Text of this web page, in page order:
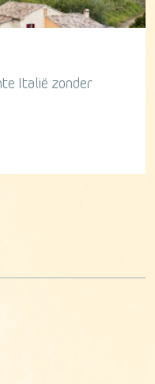
Italië zonder